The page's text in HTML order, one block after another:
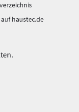
haustec.de